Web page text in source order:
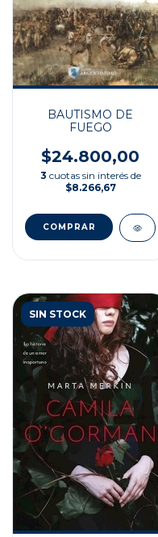
BAUTISMO DE
FUEGO
$24.800,00
3 cuotas sin interés de
$8.266,67
SIN STOCK